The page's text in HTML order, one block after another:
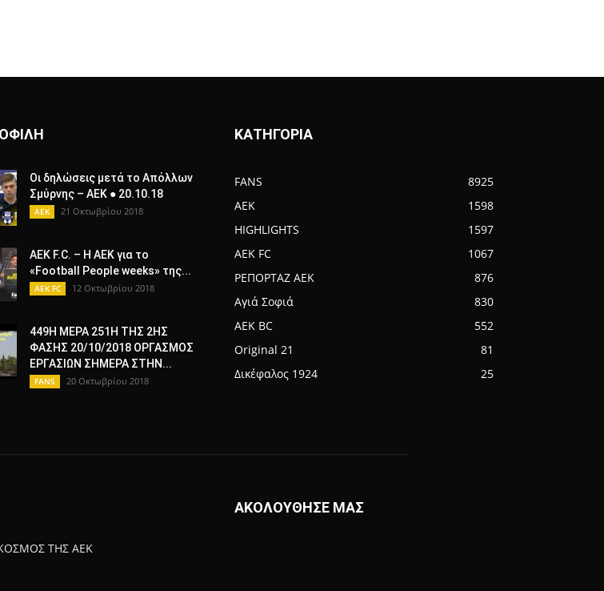
Οι δηλώσεις μετά το Απόλλων
Σμύρνης – ΑΕΚ ● 20.10.18
AEK 21 Οκτωβρίου 2018
AEK F.C. – H ΑΕΚ για το
«Football People weeks» της...
AEK FC 12 Οκτωβρίου 2018
449Η ΜΕΡΑ 251Η ΤΗΣ 2ΗΣ
ΦΑΣΗΣ 20/10/2018 ΟΡΓΑΣΜΟΣ
ΕΡΓΑΣΙΩΝ ΣΗΜΕΡΑ ΣΤΗΝ...
FANS 20 Οκτωβρίου 2018
ΚΑΤΗΓΟΡΙΑ
FANS
8925
AEK
1598
HIGHLIGHTS
1597
AEK FC
1067
ΡΕΠΟΡΤΑΖ ΑΕΚ
876
Αγιά Σοφιά
830
AEK BC
552
Original 21
81
Δικέφαλος 1924
25
ΤΗΣ ΑΕΚ
ΑΚΟΛΟΥΘΗΣΕ ΜΑΣ